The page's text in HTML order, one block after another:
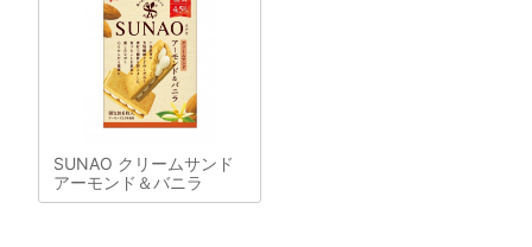
SUNAO クリームサンド
アーモンド＆バニラ